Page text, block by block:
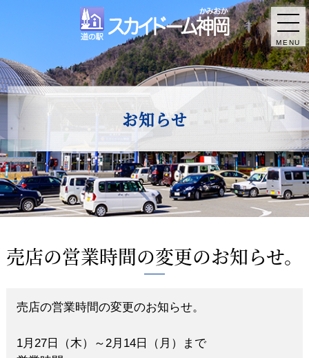
MENU
お知らせ
売店の営業時間の変更のお知らせ。
売店の営業時間の変更のお知らせ。
1月27日（木）～2月14日（月）まで